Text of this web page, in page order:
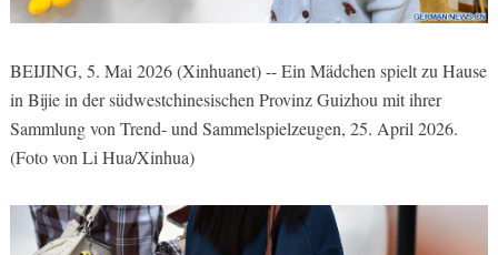
BEIJING, 5. Mai 2026 (Xinhuanet) -- Ein Mädchen spielt zu Hause
in Bijie in der südwestchinesischen Provinz Guizhou mit ihrer
Sammlung von Trend- und Sammelspielzeugen, 25. April 2026.
(Foto von Li Hua/Xinhua)